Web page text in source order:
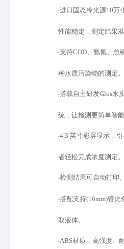
•进口固态冷光源10万
性能稳定，测定结果准
•支持COD、氨氮、总
种水质污染物的测定。
•搭载自主研发Glos水
统，让检测更简单智能
•4.3 英寸彩屏显示，
者轻松完成浓度测定。
•检测结果可自动打印。
•搭配支持(16mm)管比
取液体。
•ABS材质，高强度、